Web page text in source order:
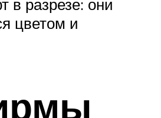
в разрезе: они
цветом и